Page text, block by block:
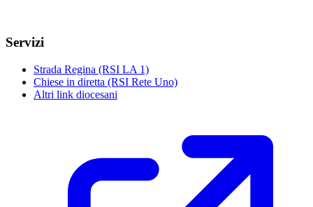
Servizi
Strada Regina (RSI LA 1)
Chiese in diretta (RSI Rete Uno)
Altri link diocesani